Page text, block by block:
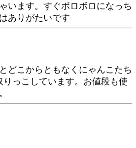
います。すぐボロボロになっち
ありがたいです
どこからともなくにゃんこたち
りっこしています。お値段も使